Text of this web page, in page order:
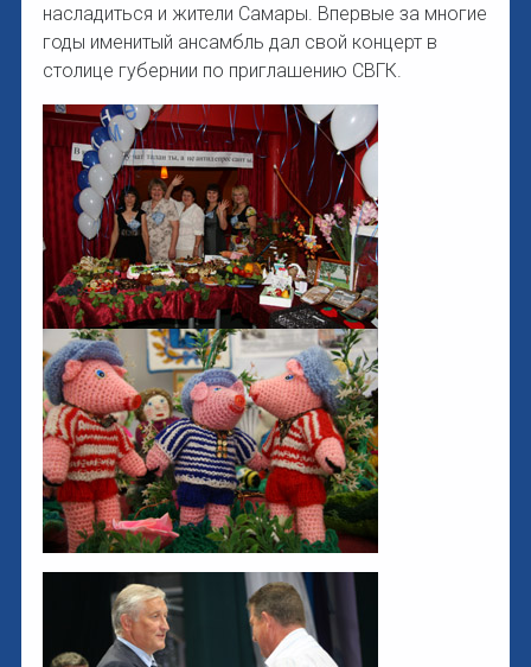
насладиться и жители Самары. Впервые за многие
годы именитый ансамбль дал свой концерт в
столице губернии по приглашению СВГК.